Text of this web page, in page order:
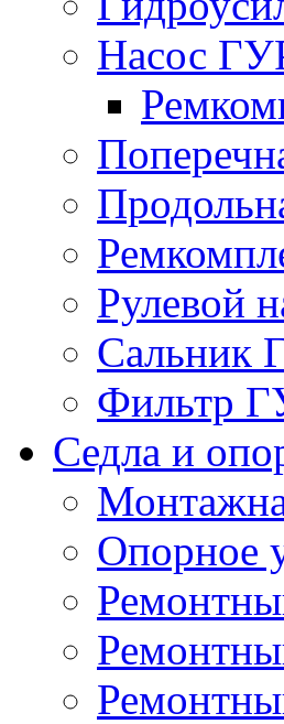
Насос
Рулевой
Сальник
Фильтр
Седла и
Опорное